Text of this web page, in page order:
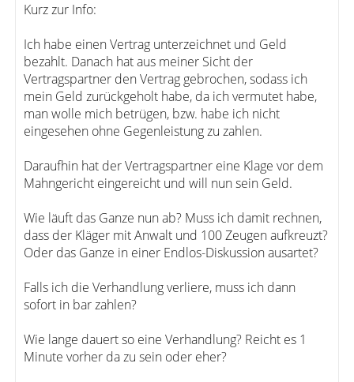
Kurz zur Info:
Ich habe einen Vertrag unterzeichnet und Geld
bezahlt. Danach hat aus meiner Sicht der
Vertragspartner den Vertrag gebrochen, sodass ich
mein Geld zurückgeholt habe, da ich vermutet habe,
man wolle mich betrügen, bzw. habe ich nicht
eingesehen ohne Gegenleistung zu zahlen.
Daraufhin hat der Vertragspartner eine Klage vor dem
Mahngericht eingereicht und will nun sein Geld.
Wie läuft das Ganze nun ab? Muss ich damit rechnen,
dass der Kläger mit Anwalt und 100 Zeugen aufkreuzt?
Oder das Ganze in einer Endlos-Diskussion ausartet?
Falls ich die Verhandlung verliere, muss ich dann
sofort in bar zahlen?
Wie lange dauert so eine Verhandlung? Reicht es 1
Minute vorher da zu sein oder eher?